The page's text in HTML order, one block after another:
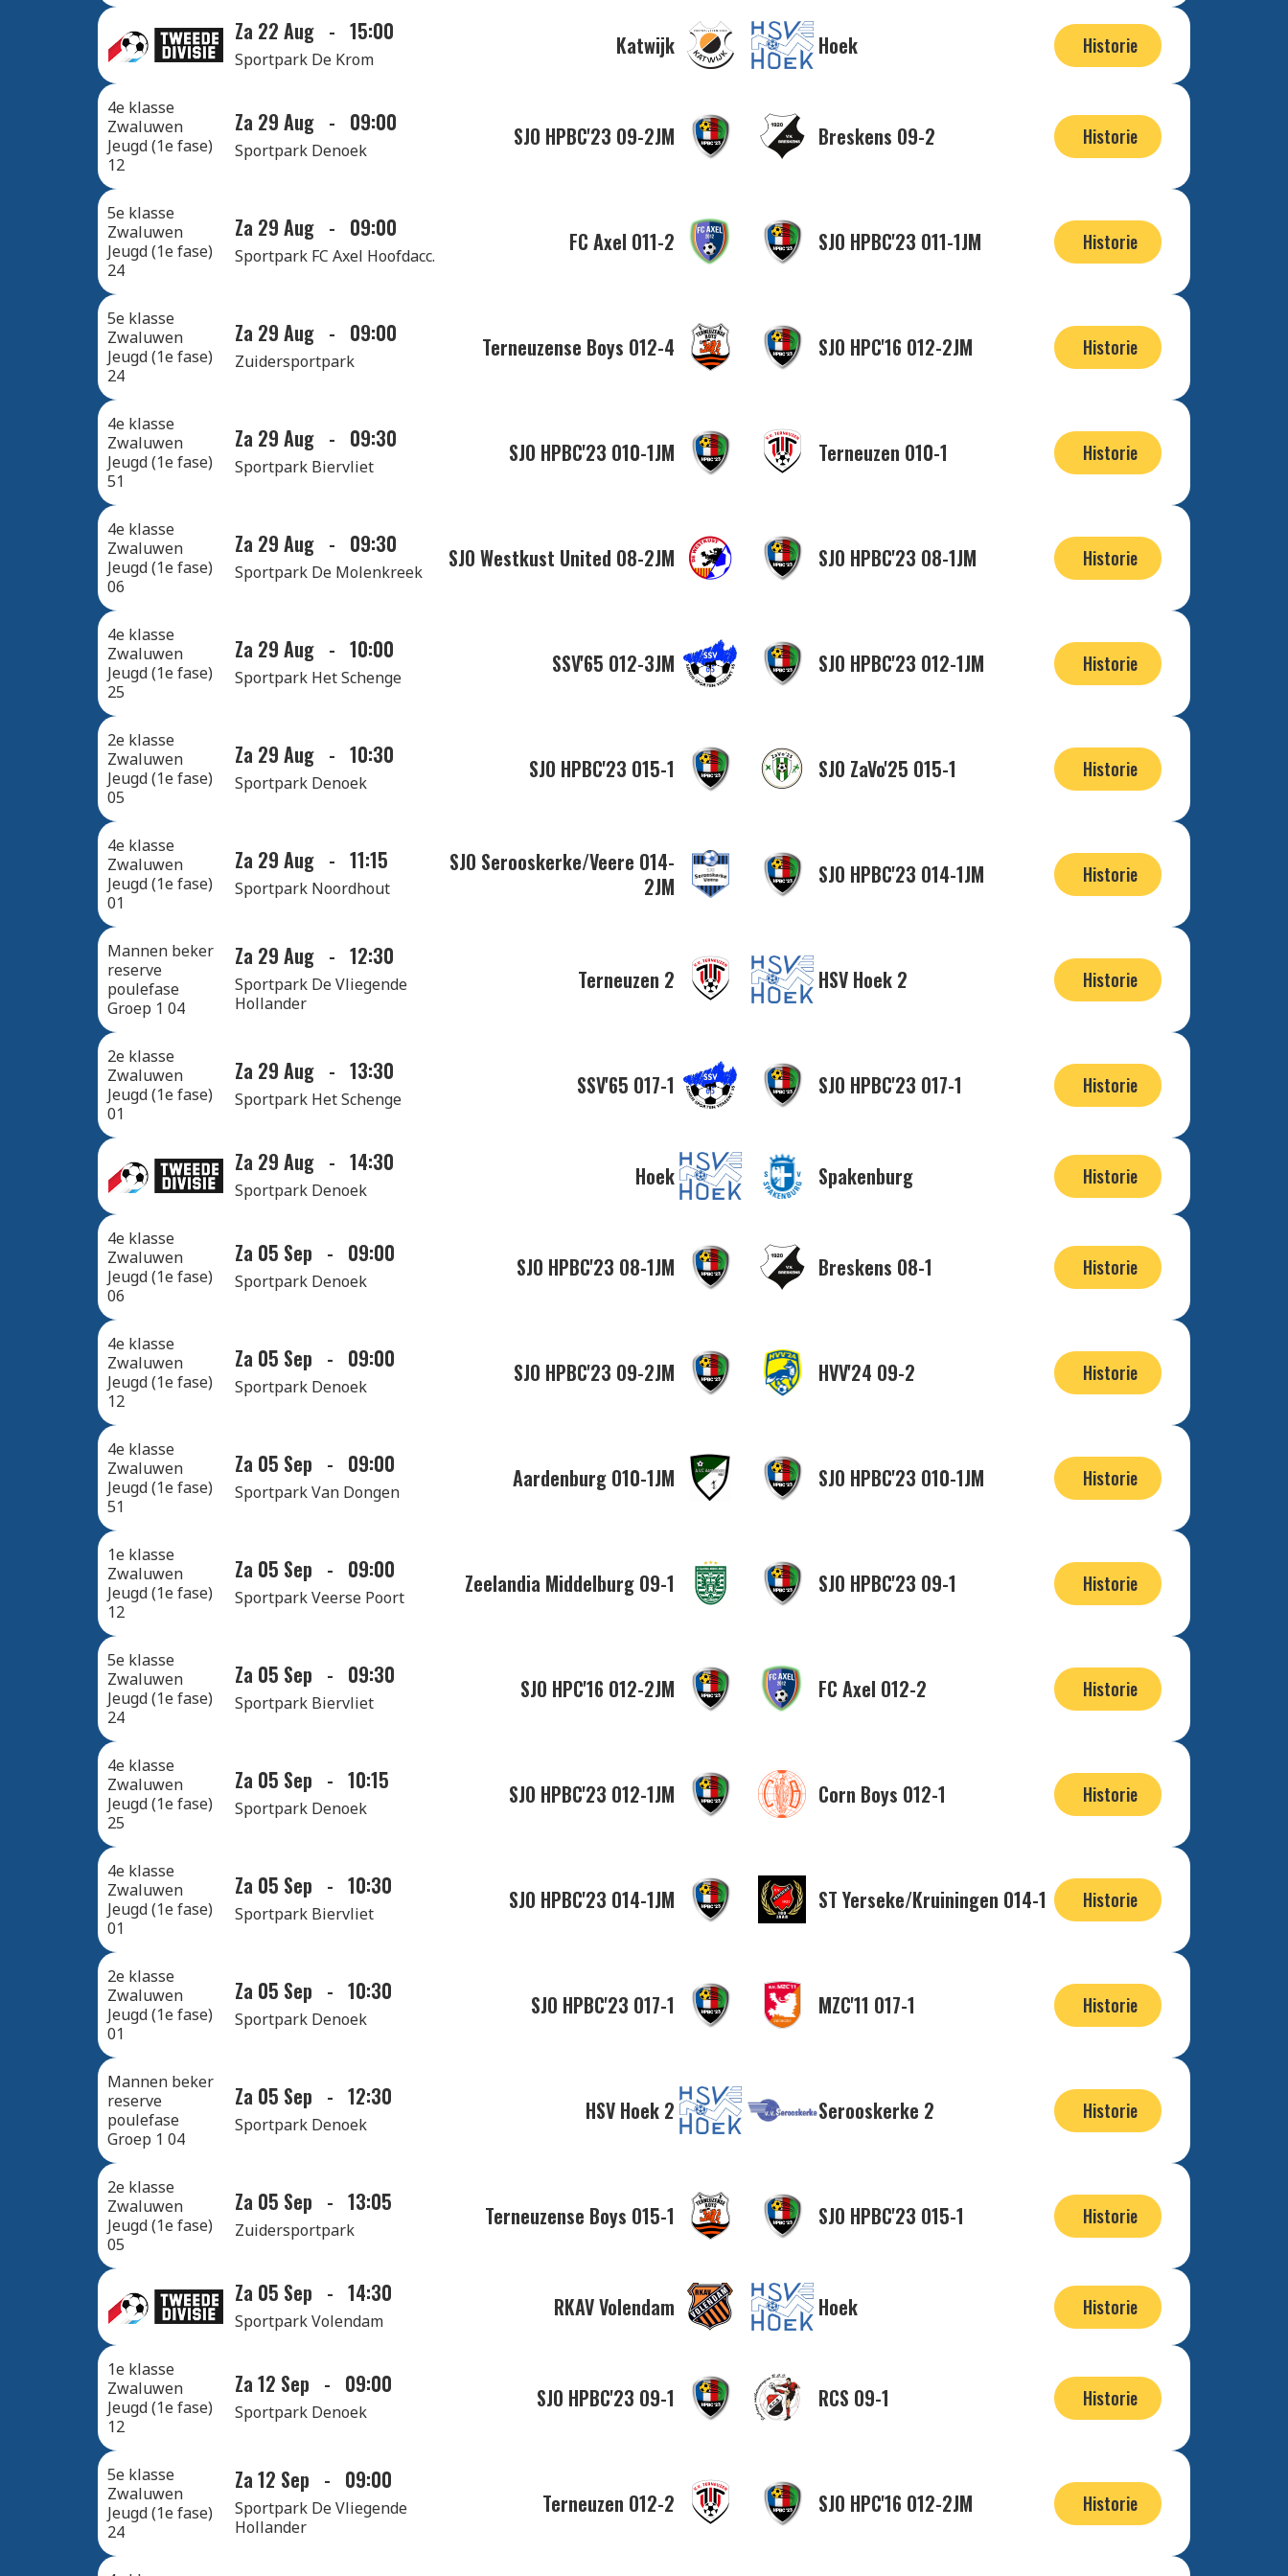
Za 22 Aug - 15:00
Sportpark De Krom Katwijk Hoek Historie
4e klasse
Zwaluwen
Jeugd (1e fase)
12
Za 29 Aug - 09:00
Sportpark Denoek SJO HPBC'23 O9-2JM Breskens O9-2 Historie
5e klasse
Zwaluwen
Jeugd (1e fase)
24
Za 29 Aug - 09:00
Sportpark FC Axel Hoofdacc. FC Axel O11-2 SJO HPBC'23 O11-1JM Historie
5e klasse
Zwaluwen
Jeugd (1e fase)
24
Za 29 Aug - 09:00
Zuidersportpark Terneuzense Boys O12-4 SJO HPC'16 O12-2JM Historie
4e klasse
Zwaluwen
Jeugd (1e fase)
51
Za 29 Aug - 09:30
Sportpark Biervliet SJO HPBC'23 O10-1JM Terneuzen O10-1 Historie
4e klasse
Zwaluwen
Jeugd (1e fase)
06
Za 29 Aug - 09:30
Sportpark De Molenkreek SJO Westkust United O8-2JM SJO HPBC'23 O8-1JM Historie
4e klasse
Zwaluwen
Jeugd (1e fase)
25
Za 29 Aug - 10:00
Sportpark Het Schenge SSV'65 O12-3JM SJO HPBC'23 O12-1JM Historie
2e klasse
Zwaluwen
Jeugd (1e fase)
05
Za 29 Aug - 10:30
Sportpark Denoek SJO HPBC'23 O15-1 SJO ZaVo'25 O15-1 Historie
4e klasse
Zwaluwen
Jeugd (1e fase)
01
Za 29 Aug - 11:15
Sportpark Noordhout
SJO Serooskerke/Veere O14-
2JM
SJO HPBC'23 O14-1JM Historie
Mannen beker
reserve
poulefase
Groep 1 04
Za 29 Aug - 12:30
Sportpark De Vliegende
Hollander
Terneuzen 2 HSV Hoek 2 Historie
2e klasse
Zwaluwen
Jeugd (1e fase)
01
Za 29 Aug - 13:30
Sportpark Het Schenge SSV'65 O17-1 SJO HPBC'23 O17-1 Historie
Za 29 Aug - 14:30
Sportpark Denoek Hoek Spakenburg Historie
4e klasse
Zwaluwen
Jeugd (1e fase)
06
Za 05 Sep - 09:00
Sportpark Denoek SJO HPBC'23 O8-1JM Breskens O8-1 Historie
4e klasse
Zwaluwen
Jeugd (1e fase)
12
Za 05 Sep - 09:00
Sportpark Denoek SJO HPBC'23 O9-2JM HVV'24 O9-2 Historie
4e klasse
Zwaluwen
Jeugd (1e fase)
51
Za 05 Sep - 09:00
Sportpark Van Dongen Aardenburg O10-1JM SJO HPBC'23 O10-1JM Historie
1e klasse
Zwaluwen
Jeugd (1e fase)
12
Za 05 Sep - 09:00
Sportpark Veerse Poort Zeelandia Middelburg O9-1 SJO HPBC'23 O9-1 Historie
5e klasse
Zwaluwen
Jeugd (1e fase)
24
Za 05 Sep - 09:30
Sportpark Biervliet SJO HPC'16 O12-2JM FC Axel O12-2 Historie
4e klasse
Zwaluwen
Jeugd (1e fase)
25
Za 05 Sep - 10:15
Sportpark Denoek SJO HPBC'23 O12-1JM Corn Boys O12-1 Historie
4e klasse
Zwaluwen
Jeugd (1e fase)
01
Za 05 Sep - 10:30
Sportpark Biervliet SJO HPBC'23 O14-1JM ST Yerseke/Kruiningen O14-1 Historie
2e klasse
Zwaluwen
Jeugd (1e fase)
01
Za 05 Sep - 10:30
Sportpark Denoek SJO HPBC'23 O17-1 MZC'11 O17-1 Historie
Mannen beker
reserve
poulefase
Groep 1 04
Za 05 Sep - 12:30
Sportpark Denoek HSV Hoek 2 Serooskerke 2 Historie
2e klasse
Zwaluwen
Jeugd (1e fase)
05
Za 05 Sep - 13:05
Zuidersportpark Terneuzense Boys O15-1 SJO HPBC'23 O15-1 Historie
Za 05 Sep - 14:30
Sportpark Volendam RKAV Volendam Hoek Historie
1e klasse
Zwaluwen
Jeugd (1e fase)
12
Za 12 Sep - 09:00
Sportpark Denoek SJO HPBC'23 O9-1 RCS O9-1 Historie
5e klasse
Zwaluwen
Jeugd (1e fase)
24
Za 12 Sep - 09:00
Sportpark De Vliegende
Hollander
Terneuzen O12-2 SJO HPC'16 O12-2JM Historie